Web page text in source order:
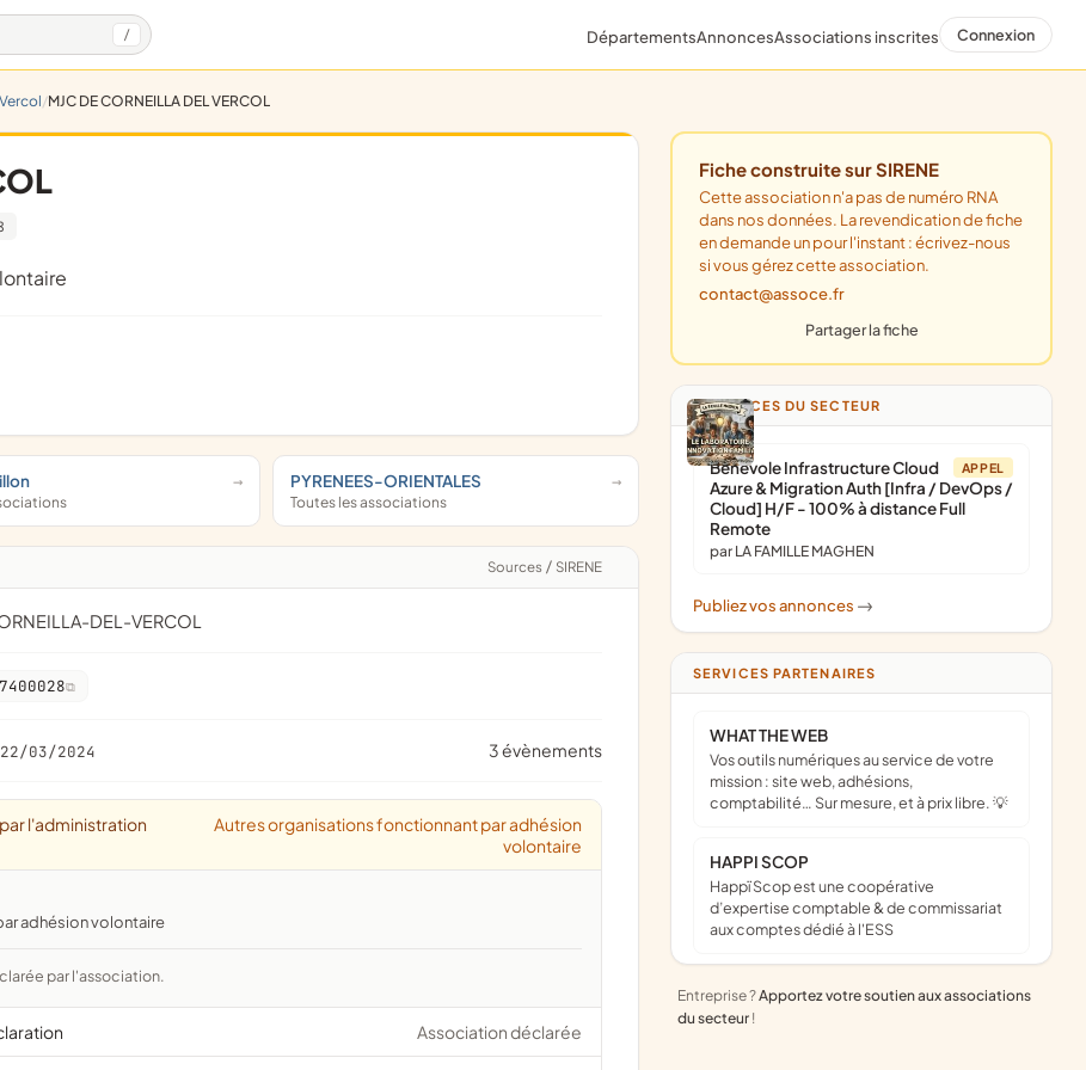
/ DépartementsAnnoncesAssociations inscrites Connexion
MJC DE CORNEILLA DEL VERCOL
PYRENEES-ORIENTALES
Toutes les associations
Sources / SIRENE
DEL-VERCOL
22/03/2024 3 évènements
l'administration
Autres organisations fonctionnant par adhésion
volontaire
adhésion volontaire
par l'association.
Association déclarée
Fiche construite sur SIRENE
Cette association n'a pas de numéro RNA
dans nos données. La revendication de fiche
en demande un pour l'instant : écrivez-nous
si vous gérez cette association.
contact@assoce.fr
Partager la fiche
ANNONCES DU SECTEUR
APPEL
Bénévole Infrastructure Cloud
Azure & Migration Auth [Infra / DevOps /
Cloud] H/F - 100% à distance Full
Remote
par LA FAMILLE MAGHEN
Publiez vos annonces ->
SERVICES PARTENAIRES
WHAT THE WEB
Vos outils numériques au service de votre
mission : site web, adhésions,
comptabilité… Sur mesure, et à prix libre. 💡
HAPPI SCOP
Happï Scop est une coopérative
d’expertise comptable & de commissariat
aux comptes dédié à l'ESS
Entreprise ?Apportez votre soutien aux associations
du secteur !